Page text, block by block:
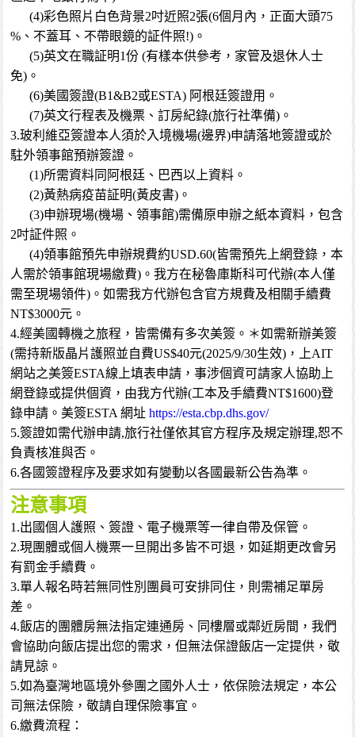
(4)彩色照片白色背景2吋近照2張(6個月內，正面大頭75
%、不蓋耳、不帶眼鏡的証件照!)。
(5)英文在職証明1份 (有樣本供參考，家管及退休人士
免)。
(6)美國簽證(B1&B2或ESTA) 阿根廷簽證用。
(7)英文行程表及機票、訂房紀錄(旅行社準備)。
3.玻利維亞簽證本人須於入境機場(邊界)申請落地簽證或於
駐外領事館預辦簽證。
(1)所需資料同阿根廷、巴西以上資料。
(2)黃熱病疫苗証明(黃皮書)。
(3)申辦現場(機場、領事館)需備原申辦之紙本資料，包含
2吋証件照。
(4)領事館預先申辦規費約USD.60(皆需預先上網登錄，本
人需於領事館現場繳費)。我方在秘魯庫斯科可代辦(本人僅
需至現場領件)。如需我方代辦包含官方規費及相關手續費
NT$3000元。
4.經美國轉機之旅程，皆需備有多次美簽。＊如需新辦美簽
(需持新版晶片護照並自費US$40元(2025/9/30生效)，上AIT
網站之美簽ESTA線上填表申請，事涉個資可請家人協助上
網登錄或提供個資，由我方代辦(工本及手續費NT$1600)登
錄申請。美簽ESTA 網址https://esta.cbp.dhs.gov/
5.簽證如需代辦申請,旅行社僅依其官方程序及規定辦理,恕不
負責核准與否。
6.各國簽證程序及要求如有變動以各國最新公告為準。
注意事項
1.出國個人護照、簽證、電子機票等一律自帶及保管。
2.現團體或個人機票一旦開出多皆不可退，如延期更改會另
有罰金手續費。
3.單人報名時若無同性別團員可安排同住，則需補足單房
差。
4.飯店的團體房無法指定連通房、同樓層或鄰近房間，我們
會協助向飯店提出您的需求，但無法保證飯店一定提供，敬
請見諒。
5.如為臺灣地區境外參團之國外人士，依保險法規定，本公
司無法保險，敬請自理保險事宜。
6.繳費流程：